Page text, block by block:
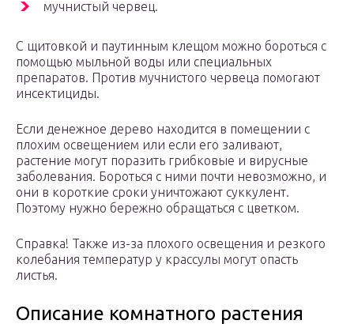
мучнистый червец.
С щитовкой и паутинным клещом можно бороться с
помощью мыльной воды или специальных
препаратов. Против мучнистого червеца помогают
инсектициды.
Если денежное дерево находится в помещении с
плохим освещением или если его заливают,
растение могут поразить грибковые и вирусные
заболевания. Бороться с ними почти невозможно, и
они в короткие сроки уничтожают суккулент.
Поэтому нужно бережно обращаться с цветком.
Справка! Также из-за плохого освещения и резкого
колебания температур у крассулы могут опасть
листья.
Описание комнатного растения